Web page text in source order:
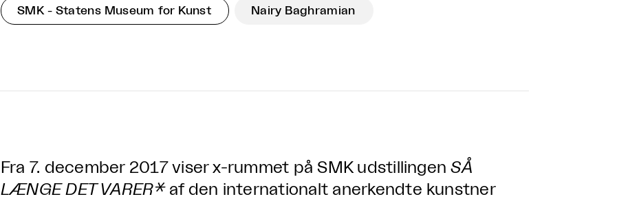
SMK - Statens Museum for Kunst Nairy Baghramian
Fra 7. december 2017 viser x-rummet på SMK udstillingen SÅ
LÆNGE DET VARER* af den internationalt anerkendte kunstner